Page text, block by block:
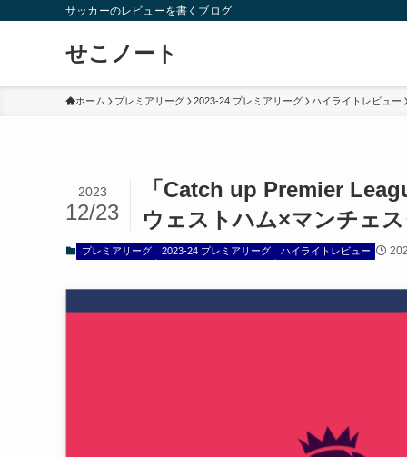
サッカーのレビューを書くブログ
せこノート
ホーム プレミアリーグ 2023-24 プレミアリーグ ハイライトレビュー
「Catch up Premier
ウェストハム×マンチェ
2023
12/23
プレミアリーグ 2023-24 プレミアリーグ ハイライトレビュー